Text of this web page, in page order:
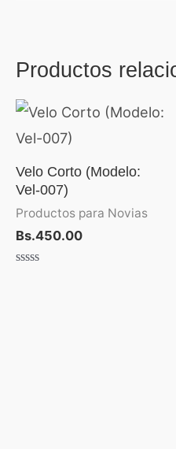
Productos
Velo Corto (Modelo:
Vel-007)
Productos para Novias
Bs.450.00